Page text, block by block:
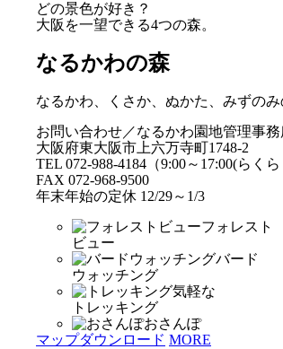
どの景色が好き？
大阪を一望できる4つの森。
なるかわの森
なるかわ、くさか、ぬかた、みずの
お問い合わせ／なるかわ園地管理事
大阪府東大阪市上六万寺町1748-2
TEL 072-988-4184（9:00～17:00(らく
FAX 072-968-9500
年末年始の定休 12/29～1/3
フォレスト
ビュー
バード
ウォッチング
気軽な
トレッキング
おさんぽ
マップダウンロード MORE